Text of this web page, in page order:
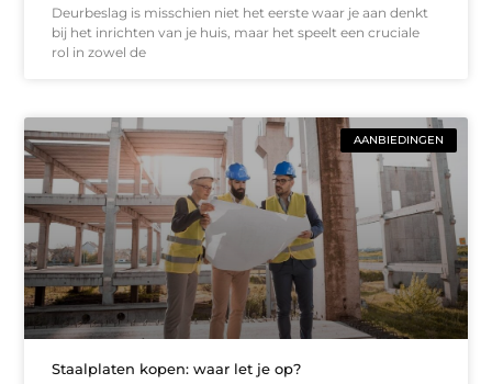
Deurbeslag is misschien niet het eerste waar je aan denkt
bij het inrichten van je huis, maar het speelt een cruciale
rol in zowel de
AANBIEDINGEN
Staalplaten kopen: waar let je op?